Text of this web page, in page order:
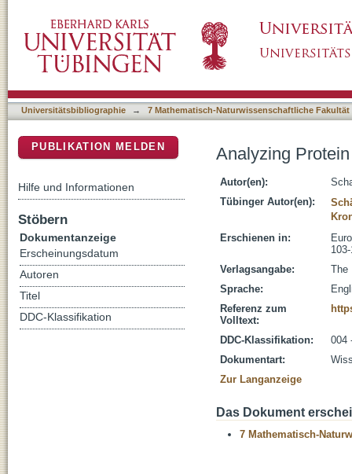
Universitätsbibliographie → 7 Mathematisch-Naturwissenschaftliche Fakultät
Analyzing
Autor(en):
Tübinger Autor(en):
Erschienen in:
Verlagsangabe:
The
Sprache:
Referenz zum
Volltext:
DDC-Klassifikation:
004
Dokumentart:
Zur Langanzeige
Das Dokument
7 Mathematisch-
PUBLIKATION MELDEN
Hilfe und Informationen
Stöbern
Dokumentanzeige
Erscheinungsdatum
Autoren
Titel
DDC-Klassifikation